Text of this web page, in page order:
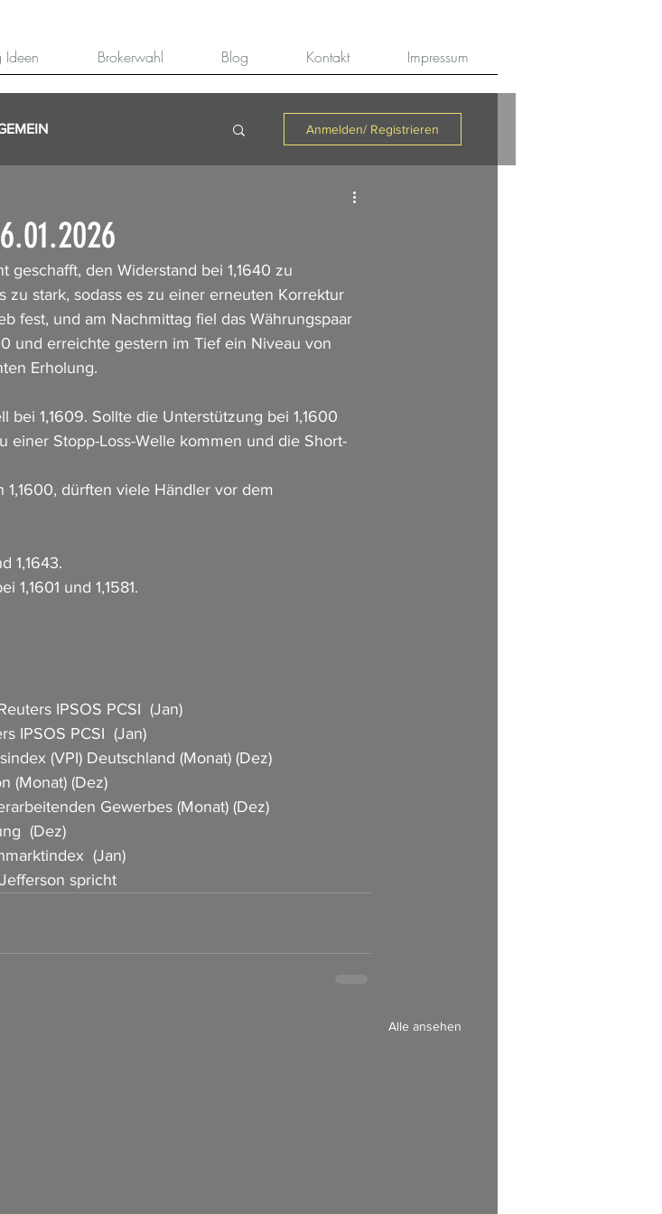
Ideen Brokerwahl Blog Kontakt Impressum
Anmelden/ Registrieren
geschafft, den Widerstand bei 1,1640 zu
stark, sodass es zu einer erneuten Korrektur
fest, und am Nachmittag fiel das Währungspaar
und erreichte gestern im Tief ein Niveau von
Erholung.
1,1609. Sollte die Unterstützung bei 1,1600
einer Stopp-Loss-Welle kommen und die Short-
dürften viele Händler vor dem
1,1643.
und 1,1581.
Reuters IPSOS PCSI  (Jan)
IPSOS PCSI  (Jan)
(VPI) Deutschland (Monat) (Dez)
(Monat) (Dez)
Verarbeitenden Gewerbes (Monat) (Dez)
(Dez)
(Jan)
Jefferson spricht
Alle ansehen